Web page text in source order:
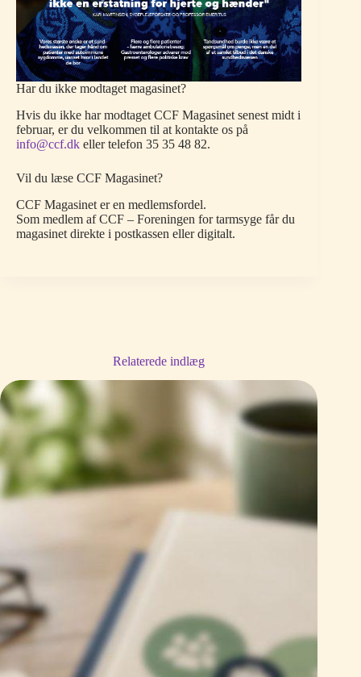
Har du ikke modtaget magasinet?
Hvis du ikke har modtaget CCF Magasinet senest midt i
februar, er du velkommen til at kontakte os på
info@ccf.dk eller telefon 35 35 48 82.
Vil du læse CCF Magasinet?
CCF Magasinet er en medlemsfordel.
Som medlem af CCF – Foreningen for tarmsyge får du
magasinet direkte i postkassen eller digitalt.
Relaterede indlæg